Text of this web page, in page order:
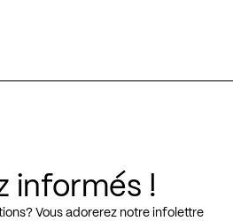
informés !
Vous adorerez notre infolettre